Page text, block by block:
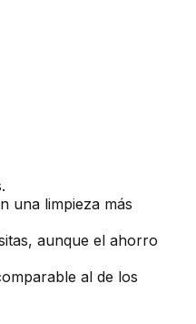
una limpieza más
aunque el ahorro
al de los